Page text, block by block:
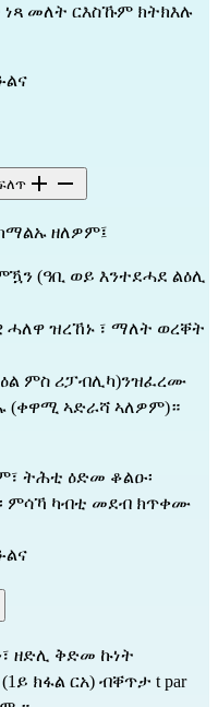
መለት ርእስኹም ክትክእሉ
ዘለዎም፤
(ዓቢ ወይ እንተደሓደ ልዕሊ
ሓለዋ ዝረኸኑ ፣ ማለት ወረቐት
ምስ ሪፓብሊካ)ንዝፈረሙ
(ቀዋሚ ኣድራሻ ኣለዎም)።
ትሕቲ ዕድመ ቆልዑ፡
ምሳኻ ካብቲ መደብ ክጥቀሙ
ዘድሊ ቅድመ ኩነት
ክፋል ርአ) ብቐጥታ t par